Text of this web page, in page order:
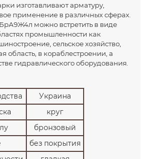
изготавливают арматуру,
применение в различных сферах.
можно встретить в виде
промышленности как
сельское хозяйство,
область, в кораблестроении, а
гидравлического оборудования.
Украина
круг
бронзовый
без покрытия